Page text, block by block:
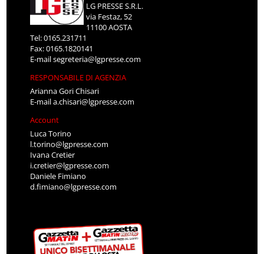
LG PRESSE S.R.L.
via Festaz, 52
11100 AOSTA
Tel: 0165.231711
Fax: 0165.1820141
E-mailsegreteria@lgpresse.com
RESPONSABILE DI AGENZIA
Arianna Gori Chisari
E-maila.chisari@lgpresse.com
Account
Luca Torino
l.torino@lgpresse.com
Ivana Cretier
i.cretier@lgpresse.com
Daniele Fimiano
d.fimiano@lgpresse.com